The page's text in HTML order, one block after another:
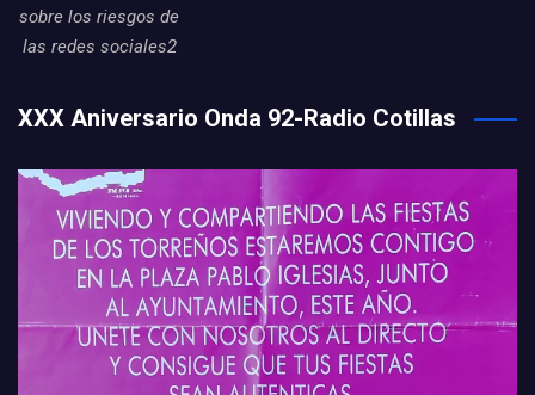
sobre los riesgos de
las redes sociales2
XXX Aniversario Onda 92-Radio Cotillas